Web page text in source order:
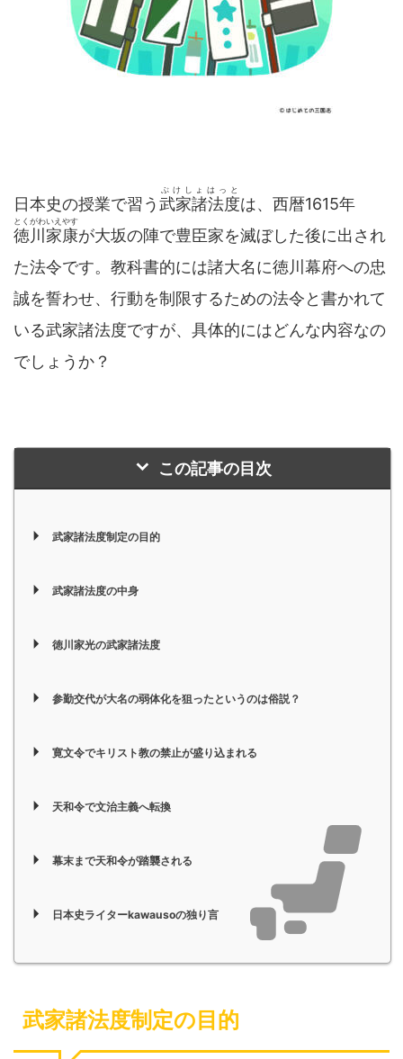
日本史の授業で習う武家諸法度
ぶけしょはっと
は、西暦1615年
徳川家康
とくがわいえやす
が大坂の陣で豊臣家を滅ぼした後に出され
た法令です。教科書的には諸大名に徳川幕府への忠
誠を誓わせ、行動を制限するための法令と書かれて
いる武家諸法度ですが、具体的にはどんな内容なの
でしょうか？
この記事の目次
武家諸法度制定の目的
武家諸法度の中身
徳川家光の武家諸法度
参勤交代が大名の弱体化を狙ったというのは俗説？
寛文令でキリスト教の禁止が盛り込まれる
天和令で文治主義へ転換
幕末まで天和令が踏襲される
日本史ライターkawausoの独り言
武家諸法度制定の目的